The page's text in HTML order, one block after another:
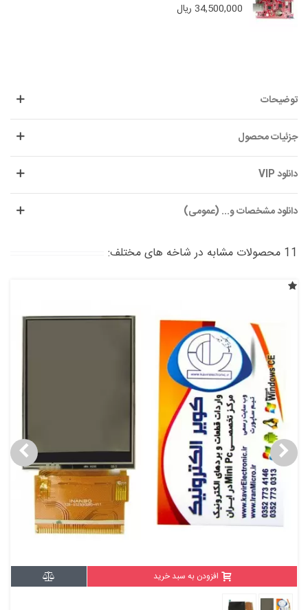
34,500,000 ریال
توضیحات
جزئیات محصول
دانلود VIP
دانلود مشخصات و... (عمومی)
11 محصولات مشابه در شاخه های مختلف:
افزودن به سبد خرید